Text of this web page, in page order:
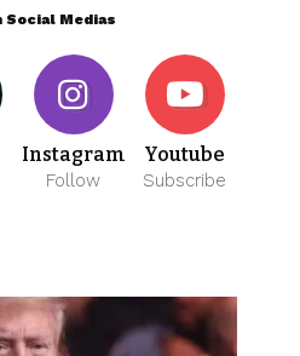
Social Medias
Instagram
Follow
Youtube
Subscribe